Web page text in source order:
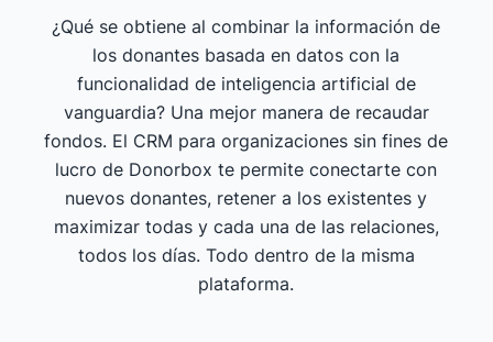
¿Qué se obtiene al combinar la información de
los donantes basada en datos con la
funcionalidad de inteligencia artificial de
vanguardia? Una mejor manera de recaudar
fondos. El CRM para organizaciones sin fines de
lucro de Donorbox te permite conectarte con
nuevos donantes, retener a los existentes y
maximizar todas y cada una de las relaciones,
todos los días. Todo dentro de la misma
plataforma.